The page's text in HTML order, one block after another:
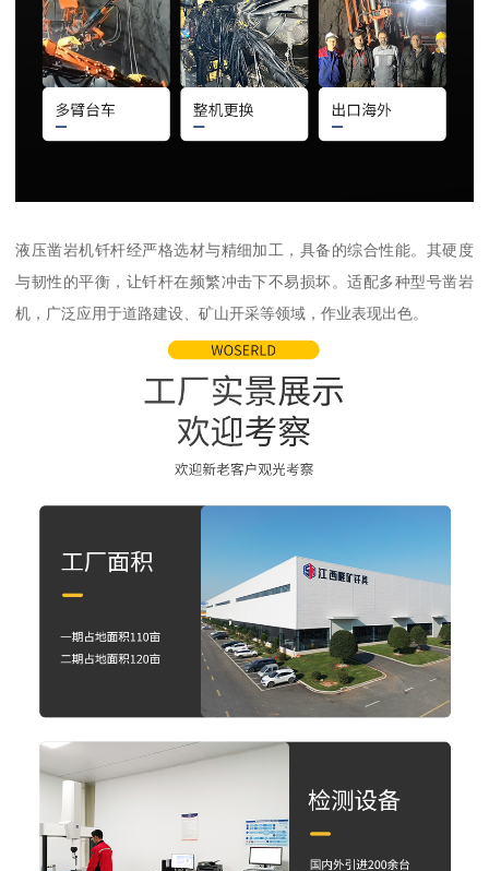
液压凿岩机钎杆经严格选材与精细加工，具备的综合性能。其硬度
与韧性的平衡，让钎杆在频繁冲击下不易损坏。适配多种型号凿岩
机，广泛应用于道路建设、矿山开采等领域，作业表现出色。​